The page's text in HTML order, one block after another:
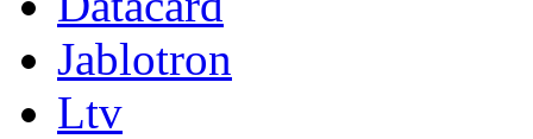
Jablotron
Ltv